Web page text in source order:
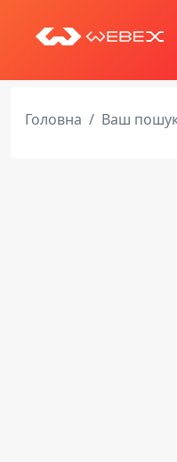
Головна Ваш